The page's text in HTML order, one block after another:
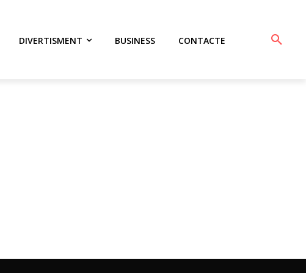
DIVERTISMENT BUSINESS CONTACTE